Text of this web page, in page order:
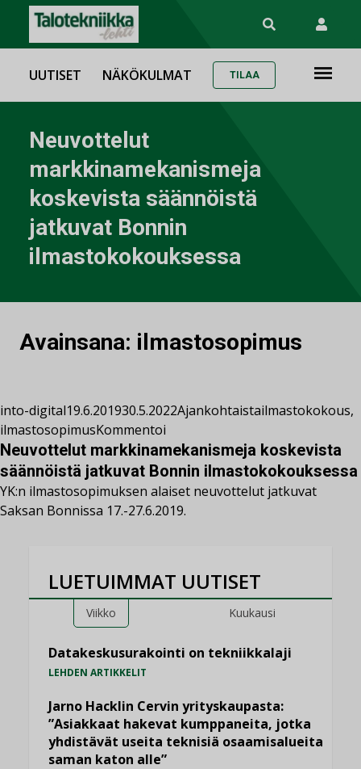
UUTISET NÄKÖKULMAT TILAA
Neuvottelut
markkinamekanismeja
koskevista säännöistä
jatkuvat Bonnin
ilmastokokouksessa
Avainsana: ilmastosopimus
into-digital19.6.201930.5.2022Ajankohtaistailmastokokous,
ilmastosopimusKommentoi
Neuvottelut markkinamekanismeja koskevista
säännöistä jatkuvat Bonnin ilmastokokouksessa
YK:n ilmastosopimuksen alaiset neuvottelut jatkuvat
Saksan Bonnissa 17.-27.6.2019.
LUETUIMMAT UUTISET
Viikko Kuukausi
Datakeskusurakointi on tekniikkalaji
LEHDEN ARTIKKELIT
Jarno Hacklin Cervin yrityskaupasta:
”Asiakkaat hakevat kumppaneita, jotka
yhdistävät useita teknisiä osaamisalueita
saman katon alle”